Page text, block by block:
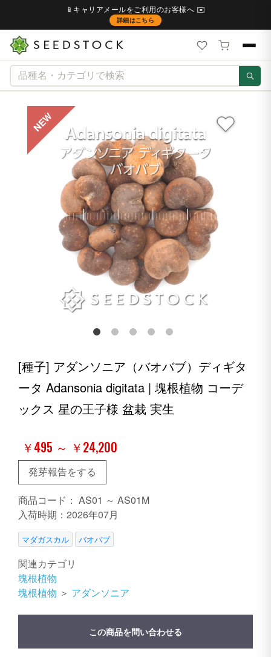
📱キャリアメールをご利用のお客様へ ✉️
詳細はこちら
NEW
[種子] アダンソニア（バオバブ）ディギタ
ータ Adansonia digitata | 塊根植物 コーデ
ックス 星の王子様 盆栽 実生
￥495 ～ ￥24,200
発芽報告をする
商品コード： AS01 ～ AS01M
入荷時期：2026年07月
マダガスカル バオバブ
関連カテゴリ
塊根植物
塊根植物 ＞ アダンソニア
この商品を問い合わせる